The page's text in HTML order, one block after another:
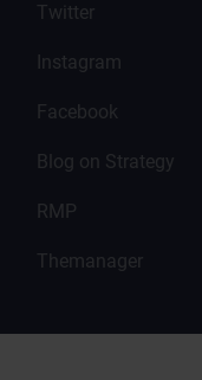
Twitter
Instagram
Facebook
Blog on Strategy
RMP
Themanager